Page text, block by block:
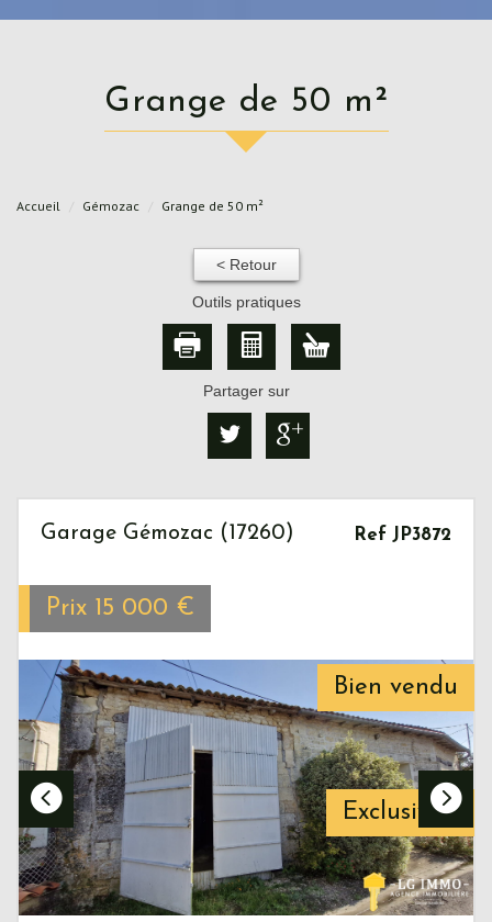
Grange de 50 m²
Accueil Gémozac Grange de 50 m²
< Retour
Outils pratiques
Partager sur
Bien vendu
Exclusivité
Garage Gémozac (17260) Ref JP3872
Prix 15 000 €